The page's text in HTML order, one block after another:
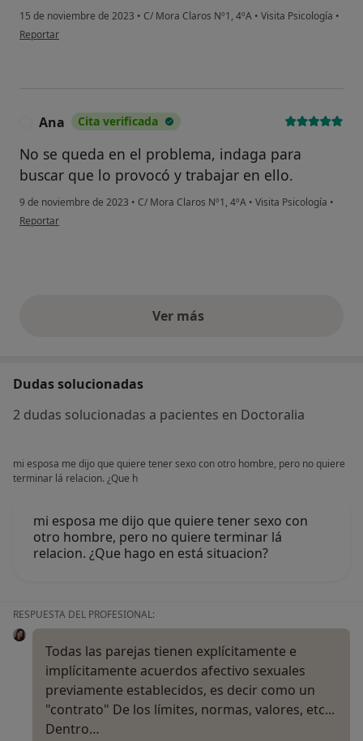
15 de noviembre de 2023 • C/ Mora Claros Nº1, 4ºA • Visita Psicología •
en opinión del usuario M.L.
Reportar
Ana Cita verificada
No se queda en el problema, indaga para
buscar que lo provocó y trabajar en ello.
9 de noviembre de 2023 • C/ Mora Claros Nº1, 4ºA • Visita Psicología •
en opinión del usuario Ana
Reportar
Ver másopiniones anteriores
Dudas solucionadas
2 dudas solucionadas a pacientes en Doctoralia
mi esposa me dijo que quiere tener sexo con otro hombre, pero no quiere
terminar lá relacion. ¿Que h
mi esposa me dijo que quiere tener sexo con
otro hombre, pero no quiere terminar lá
relacion. ¿Que hago en está situacion?
RESPUESTA DEL PROFESIONAL:
Todas las parejas tienen explícitamente e
implícitamente acuerdos afectivo sexuales
previamente establecidos, es decir como un
"contrato" De los límites, normas, valores, etc...
Dentro…